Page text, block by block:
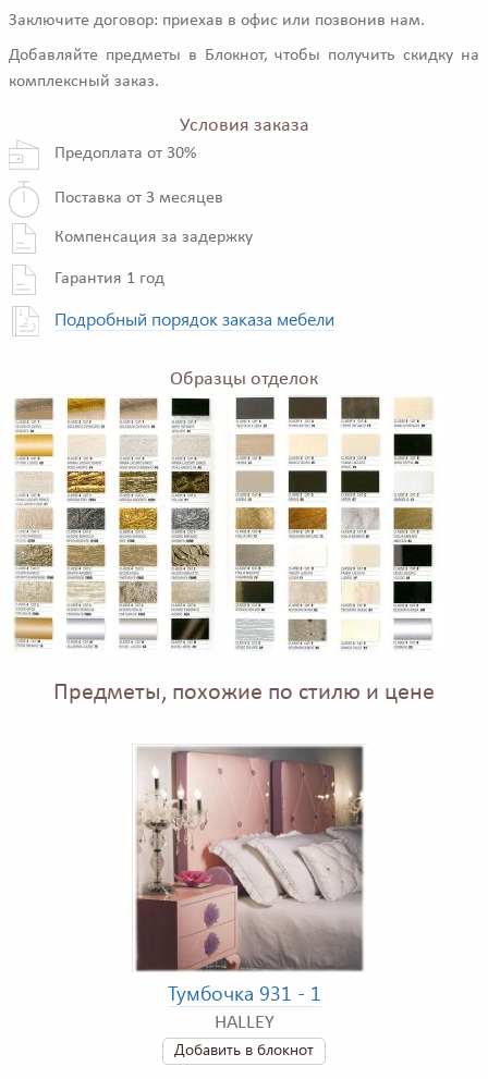
Заключите договор: приехав в офис или позвонив нам.
Добавляйте предметы в Блокнот, чтобы получить скидку на
комплексный заказ.
Условия заказа
Предоплата от 30%
Поставка от 3 месяцев
Компенсация за задержку
Гарантия 1 год
Подробный порядок заказа мебели
Образцы отделок
Предметы, похожие по стилю и цене
Тумбочка 931 - 1
HALLEY
Добавить в блокнот